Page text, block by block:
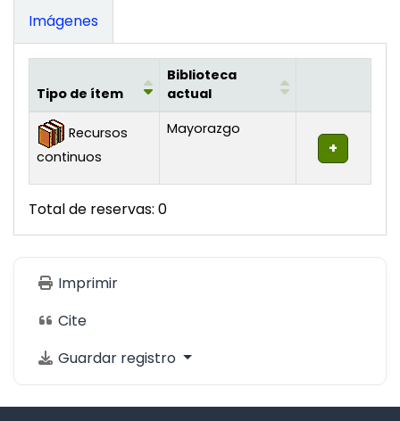
Imágenes
Existencias
Tipo de ítem
Biblioteca
actual
Recursos
continuos
Mayorazgo
Total de reservas: 0
Imprimir
Cite
Guardar registro